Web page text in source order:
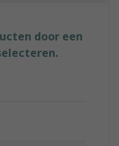
door een